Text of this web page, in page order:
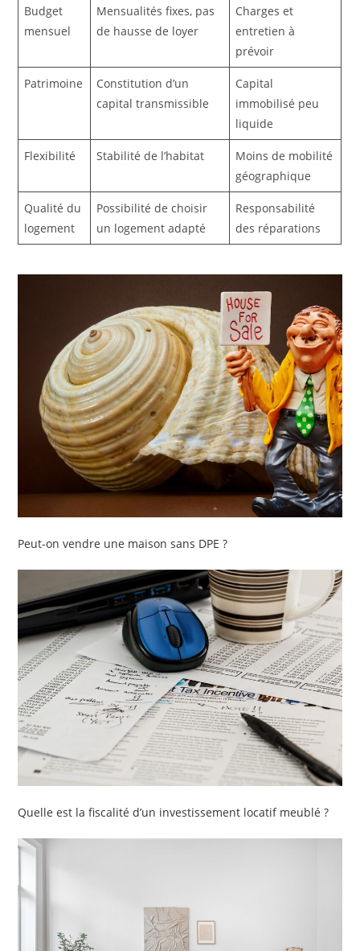
Budget
mensuel
Mensualités fixes, pas
de hausse de loyer
Charges et
entretien à
prévoir
Patrimoine
Constitution d’un
capital transmissible
Capital
immobilisé peu
liquide
Flexibilité Stabilité de l’habitat
Moins de mobilité
géographique
Qualité du
logement
Possibilité de choisir
un logement adapté
Responsabilité
des réparations
Peut-on vendre une maison sans DPE ?
Quelle est la fiscalité d’un investissement locatif meublé ?